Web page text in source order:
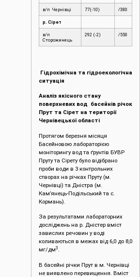
в/п Чернівці 77(-10) /380
р. Сірет
в/п
Сторожинець
292 (-2) /550
Гідрохімічна та гідроекологічна
ситуація
Аналіз якісного стану
поверхневих вод басейнів річок
Прут та Сірет на території
Чернівецької області
Протягом березня місяця
Басейновою лабораторією
моніторингу вод та ґрунтів БУВР
Пруту та Сірету було відібрано
проби води в 3 контрольних
створах на річках Пруту (м.
Чернівці) та Дністра (м.
Кам’янець-Подільський та с.
Кормань).
За результатами лабораторних
досліджень на р. Дністер вміст
завислих речовин у воді
коливаються в межах від 6,0 до 8,0
мг/дм3 .
В басейні річки Прут в м. Чернівці
не виявлено перевищення. Вміст